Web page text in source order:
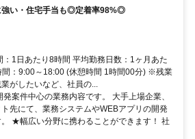
強い・住宅手当も◎定着率98%◎
：1日あたり8時間 平均勤務日数：1ヶ月あた
間：9:00～18:00 (休憩時間 1時間00分) ※残業
がしたいなど、社員の...
案件中心の業務内容です。 大手上場企業、
先にて、業務システムやWEBアプリの開発
★幅広い分野に携わることができます！ 社